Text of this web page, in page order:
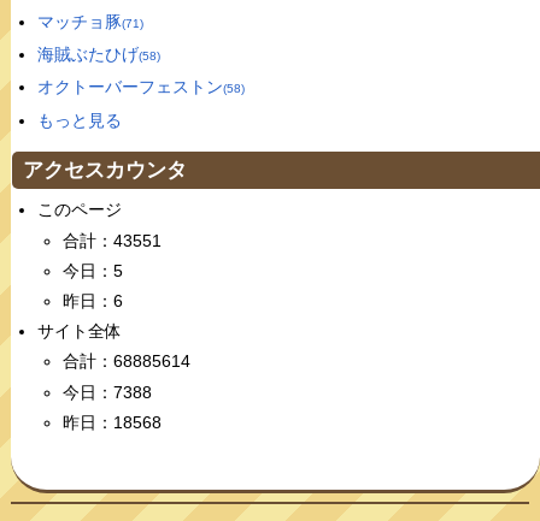
マッチョ豚(71)
海賊ぶたひげ(58)
オクトーバーフェストン(58)
もっと見る
アクセスカウンタ
このページ
合計：43551
今日：5
昨日：6
サイト全体
合計：68885614
今日：7388
昨日：18568